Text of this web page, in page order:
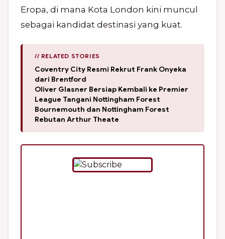
Eropa, di mana Kota London kini muncul
sebagai kandidat destinasi yang kuat.
// RELATED STORIES
Coventry City Resmi Rekrut Frank Onyeka
dari Brentford
Oliver Glasner Bersiap Kembali ke Premier
League Tangani Nottingham Forest
Bournemouth dan Nottingham Forest
Rebutan Arthur Theate